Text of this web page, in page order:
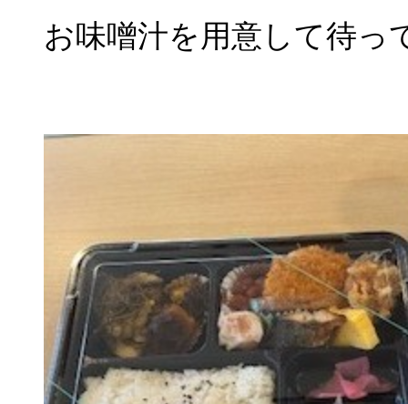
お味噌汁を用意して待っ